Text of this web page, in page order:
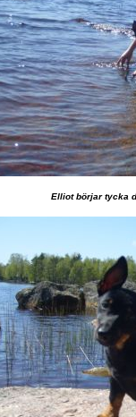
Elliot börjar tycka